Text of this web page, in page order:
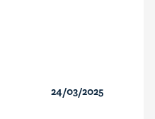
24/03/2025